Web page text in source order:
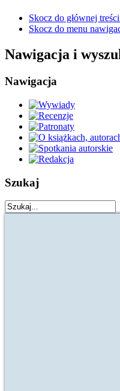
Skocz do głównej
Skocz do menu
Nawigacja i
Nawigacja
Szukaj